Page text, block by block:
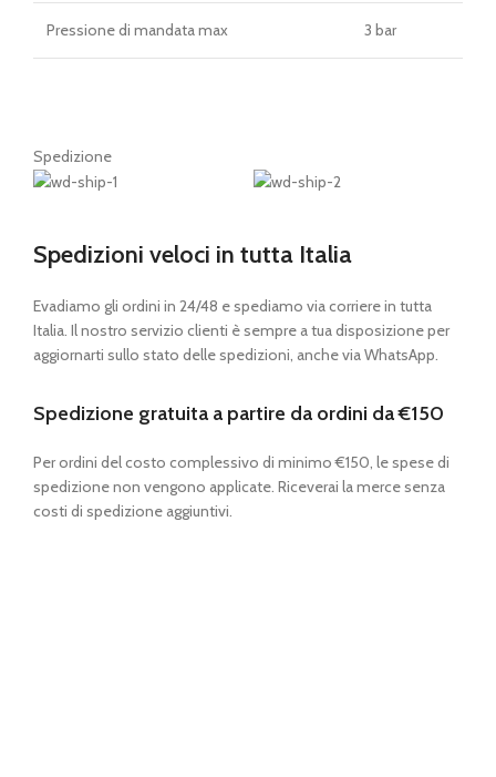
Pressione di mandata max 3 bar
Spedizione
Spedizioni veloci in tutta Italia
Evadiamo gli ordini in 24/48 e spediamo via corriere in tutta
Italia. Il nostro servizio clienti è sempre a tua disposizione per
aggiornarti sullo stato delle spedizioni, anche via WhatsApp.
Spedizione gratuita a partire da ordini da €150
Per ordini del costo complessivo di minimo €150, le spese di
spedizione non vengono applicate. Riceverai la merce senza
costi di spedizione aggiuntivi.